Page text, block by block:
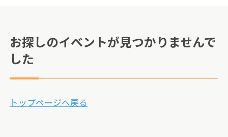
お探しのイベントが見つかりませんで
した
トップページへ戻る